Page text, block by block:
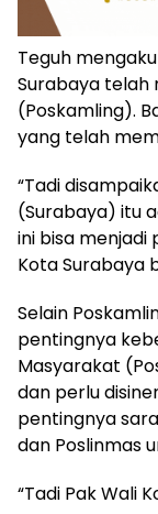
Teguh
Surabaya telah
(Poskamling).
yang telah
“Tadi
(Surabaya) itu
ini bisa menjadi
Kota Surabaya
Selain
pentingnya
Masyarakat
dan perlu
pentingnya
dan Poslinmas
“Tadi Pak Wali